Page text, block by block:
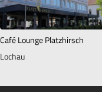
Café Lounge Platzhirsch
Lochau